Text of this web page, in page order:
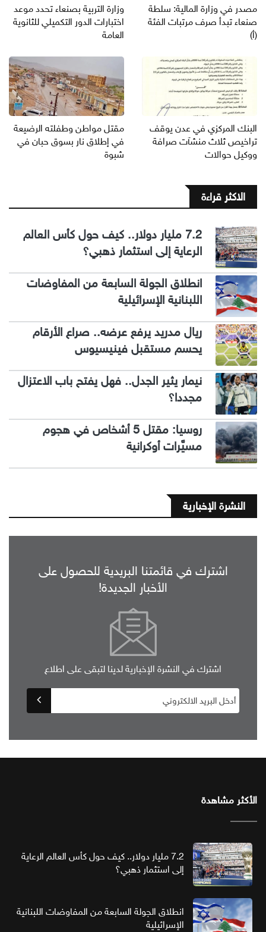
مصدر في وزارة المالية: سلطة
صنعاء تبدأ صرف مرتبات الفئة
(أ)
وزارة التربية بصنعاء تحدد موعد
اختبارات الدور التكميلي للثانوية
العامة
البنك المركزي في عدن يوقف
تراخيص ثلاث منشآت صرافة
ووكيل حوالات
مقتل مواطن وطفلته الرضيعة
في إطلاق نار بسوق حبان في
شبوة
الاكثر قراءة
7.2 مليار دولار.. كيف حول كأس العالم
الرعاية إلى استثمار ذهبي؟
انطلاق الجولة السابعة من المفاوضات
اللبنانية الإسرائيلية
ريال مدريد يرفع عرضه.. صراع الأرقام
يحسم مستقبل فينيسيوس
نيمار يثير الجدل.. فهل يفتح باب الاعتزال
مجددا؟
روسيا: مقتل 5 أشخاص في هجوم
مسيَّرات أوكرانية
النشرة الإخبارية
اشترك في قائمتنا البريدية للحصول على
الأخبار الجديدة!
اشترك في النشرة الإخبارية لدينا لتبقى على اطلاع
الأكثر مشاهدة
7.2 مليار دولار.. كيف حول كأس العالم الرعاية
إلى استثمار ذهبي؟
انطلاق الجولة السابعة من المفاوضات اللبنانية
الإسرائيلية